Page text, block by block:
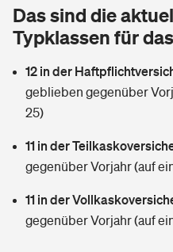
Tools
Wer versichert was: Jetzt
Sie haben Fragen?
Glasversicherung
Mietkautionsversicherung
Restkreditversicherung
Kinderunfall­ver­si­che­rung
Kinderinvalidität
Hundehalter-Haftpflicht
Dread-Disease-Versicherung
Tierkrankenversicherung
Zur Übersicht
Tools
Wer versichert was: Jetzt
Das sind die
Typklassen für
12 in der
geblieben gegenüber
25)
11 in der
gegenüber Vorjahr (auf
11 in der
gegenüber Vorjahr (auf